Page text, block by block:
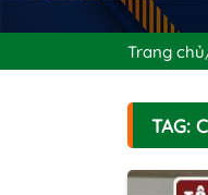
Trang chủ
TAG: